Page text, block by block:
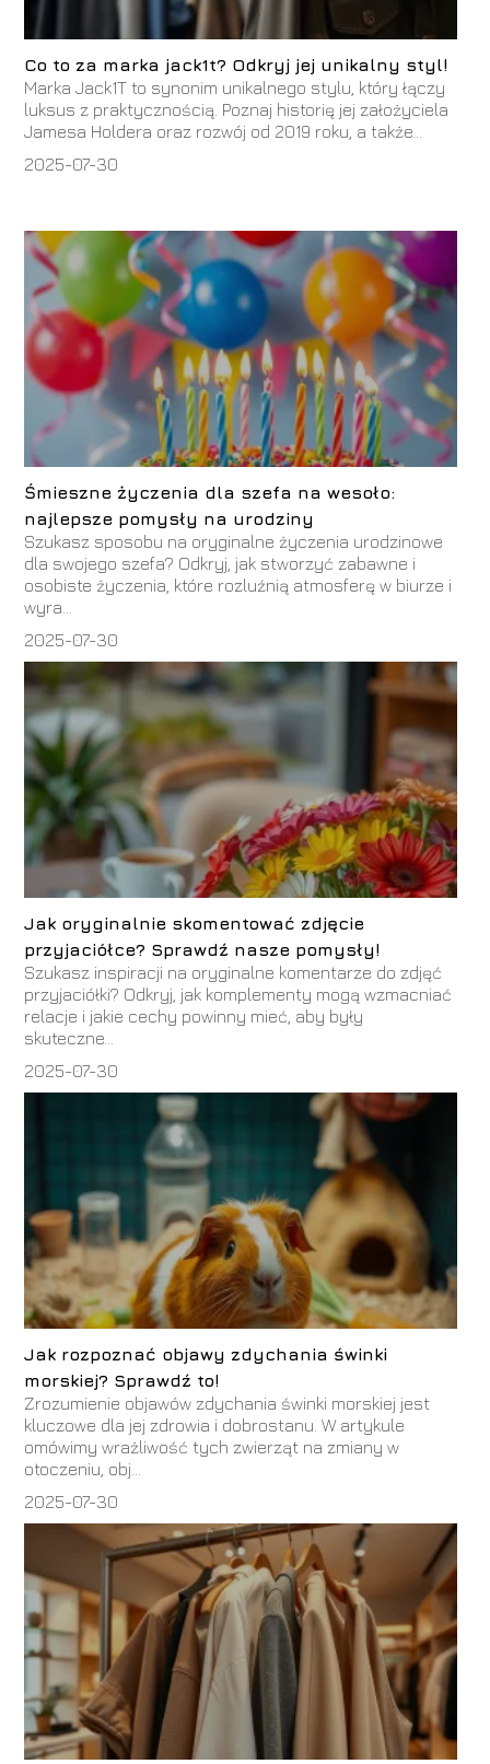
Co to za marka jack1t? Odkryj jej unikalny styl!
Marka Jack1T to synonim unikalnego stylu, który łączy
luksus z praktycznością. Poznaj historię jej założyciela
Jamesa Holdera oraz rozwój od 2019 roku, a także...
2025-07-30
Śmieszne życzenia dla szefa na wesoło:
najlepsze pomysły na urodziny
Szukasz sposobu na oryginalne życzenia urodzinowe
dla swojego szefa? Odkryj, jak stworzyć zabawne i
osobiste życzenia, które rozluźnią atmosferę w biurze i
wyra...
2025-07-30
Jak oryginalnie skomentować zdjęcie
przyjaciółce? Sprawdź nasze pomysły!
Szukasz inspiracji na oryginalne komentarze do zdjęć
przyjaciółki? Odkryj, jak komplementy mogą wzmacniać
relacje i jakie cechy powinny mieć, aby były
skuteczne...
2025-07-30
Jak rozpoznać objawy zdychania świnki
morskiej? Sprawdź to!
Zrozumienie objawów zdychania świnki morskiej jest
kluczowe dla jej zdrowia i dobrostanu. W artykule
omówimy wrażliwość tych zwierząt na zmiany w
otoczeniu, obj...
2025-07-30